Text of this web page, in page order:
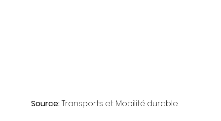
Source: Transports et Mobilité durable